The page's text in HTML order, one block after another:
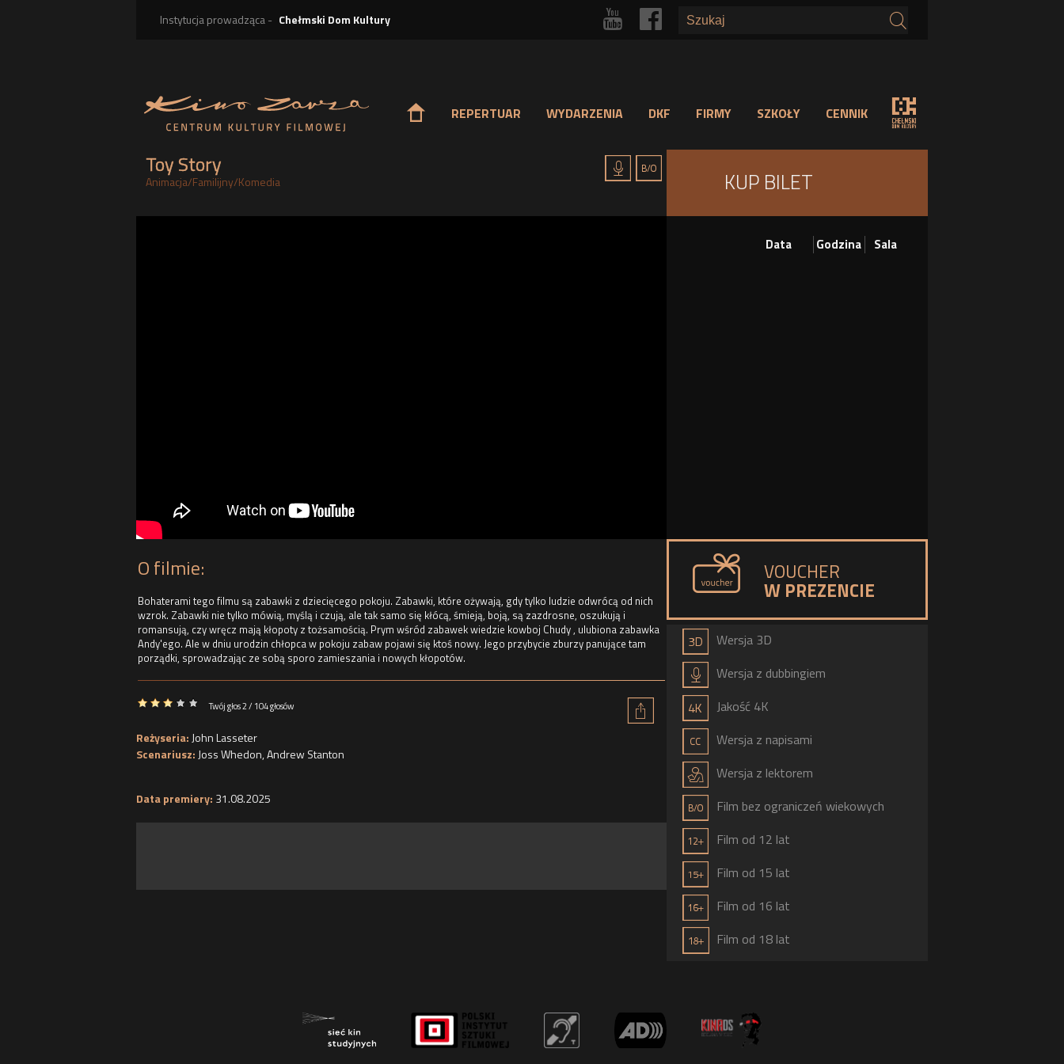
Instytucja prowadząca - Chełmski Dom Kultury r p
o REPERTUAR WYDARZENIA DKF FIRMY SZKOŁY CENNIK s
Toy Story
Animacja/Familijny/Komedia
h
O filmie:
Bohaterami tego filmu są zabawki z dziecięcego pokoju. Zabawki, które ożywają, gdy tylko ludzie odwrócą od nich
wzrok. Zabawki nie tylko mówią, myślą i czują, ale tak samo się kłócą, śmieją, boją, są zazdrosne, oszukują i
romansują, czy wręcz mają kłopoty z tożsamością. Prym wśród zabawek wiedzie kowboj Chudy , ulubiona zabawka
Andy'ego. Ale w dniu urodzin chłopca w pokoju zabaw pojawi się ktoś nowy. Jego przybycie zburzy panujące tam
porządki, sprowadzając ze sobą sporo zamieszania i nowych kłopotów.
Twój głos 2 / 104 głosów
Reżyseria: John Lasseter
Scenariusz: Joss Whedon,Andrew Stanton
Data premiery: 31.08.2025
KUP BILET
Data Godzina Sala
VOUCHER
W PREZENCIE
a
Wersja 3D
h Wersja z dubbingiem
b Jakość 4K
g Wersja z napisami
j
Wersja z lektorem
Film bez ograniczeń wiekowych
Film od 12 lat
Film od 15 lat
Film od 16 lat
Film od 18 lat